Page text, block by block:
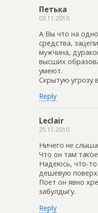
Петька
03.11.2010
А Вы что на
средства,
мужчина,
высших
умеют.
Скрытую угрозу
Reply
Leclair
25.11.2010
Ничего не
Что он там
Надеюсь, что-
дешевую
Поет он явно
забулдыгу.
Reply